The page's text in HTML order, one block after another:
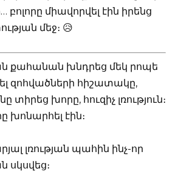
միավորվել էին իրենց
մեջ։ 😥
քահանան խնդրեց մեկ րոպե
զոհվածների հիշատակը,
խորը, հուզիչ լռություն։
խոնարհել էին։
լռության պահին ինչ-որ
սկսվեց։